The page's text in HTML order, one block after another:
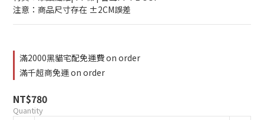
注意：商品尺寸存在 ±2CM誤差
滿2000黑貓宅配免運費 on order
滿千超商免運 on order
NT$780
Quantity